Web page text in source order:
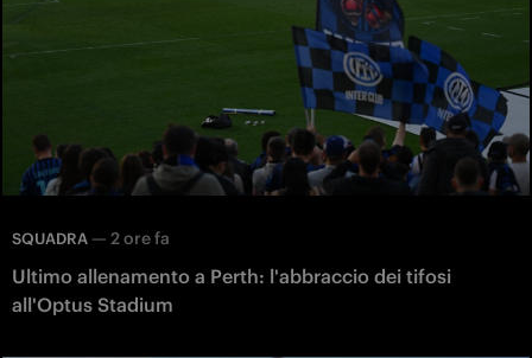
SQUADRA — 2 ore fa
Ultimo allenamento a Perth: l'abbraccio dei tifosi
all'Optus Stadium